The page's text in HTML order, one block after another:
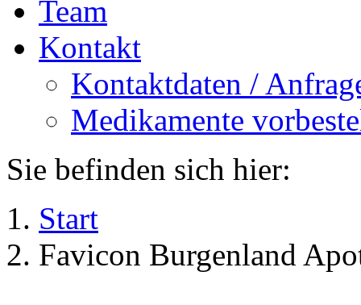
Team
Kontakt
Kontaktdaten /
Medikamente
Sie befinden sich hier:
Start
Favicon Burgenland